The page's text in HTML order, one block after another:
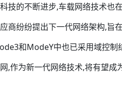
技的不断进步,车载网络技术也
商纷纷提出下一代网络架构,旨
和ModeY中也已采用域控制
,作为新一代网络技术,将有望